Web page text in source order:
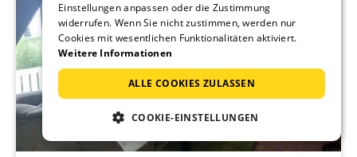
Einstellungen anpassen oder die Zustimmung
widerrufen. Wenn Sie nicht zustimmen, werden nur
Cookies mit wesentlichen Funktionalitäten aktiviert.
Weitere Informationen
ALLE COOKIES ZULASSEN
COOKIE-EINSTELLUNGEN